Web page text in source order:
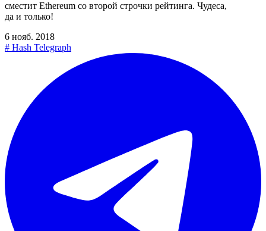
сместит Ethereum со второй строчки рейтинга. Чудеса,
да и только!
6 нояб. 2018
# Hash Telegraph